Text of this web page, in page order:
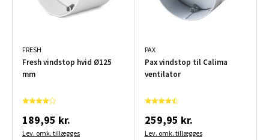
FRESH
Fresh vindstop hvid Ø125
mm
189,95 kr.
Lev. omk. tillægges
PAX
Pax vindstop til Calima
ventilator
259,95 kr.
Lev. omk. tillægges